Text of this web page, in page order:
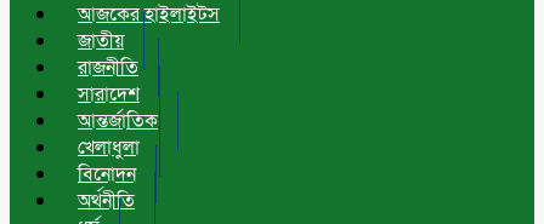
আজকের হাইলাইটস
জাতীয়
রাজনীতি
সারাদেশ
আন্তর্জাতিক
খেলাধুলা
বিনোদন
অর্থনীতি